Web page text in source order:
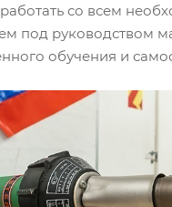
со всем
под руководством
обучения и